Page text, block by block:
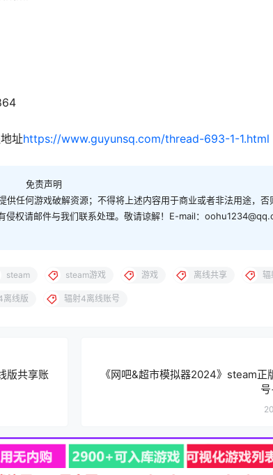
址https://www.guyunsq.com/thread-693-1-1.html
免责声明
任何游戏破解资源；不得将上述内容用于商业或者非法用途，否
侵权请邮件与我们联系处理。敬请谅解！E-mail：
steam steam游戏 游戏 离线共享 辐
离线版 辐射4离线账号
版共享账
《网吧&超市模拟器2024》steam正